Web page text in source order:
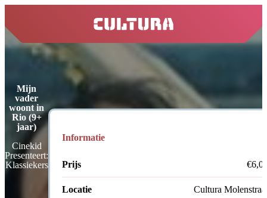
home
Mijn
vader
woont in
Rio (9+
jaar)
Cinekid
Presenteert:
Klassiekers
Informatie
Prijs
Locatie Cultura